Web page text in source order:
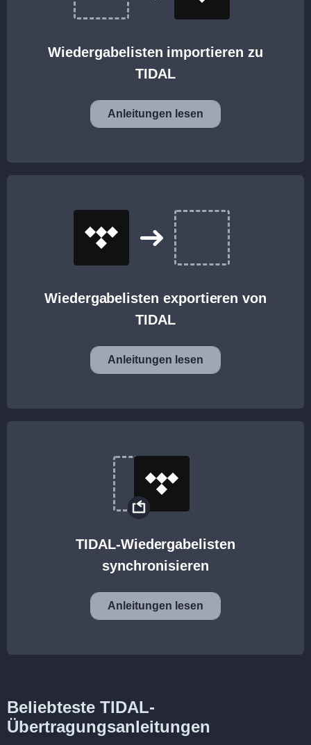
Wiedergabelisten importieren zu
TIDAL
Anleitungen lesen
Wiedergabelisten exportieren von
TIDAL
Anleitungen lesen
TIDAL-Wiedergabelisten
synchronisieren
Anleitungen lesen
Beliebteste TIDAL-
Übertragungsanleitungen